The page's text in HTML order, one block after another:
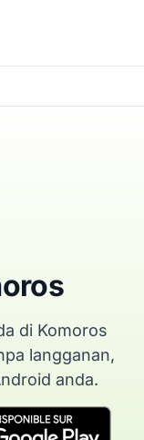
di Komoros
langganan,
anda.